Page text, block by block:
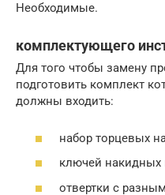
Необходимые.
комплектующего
Для того чтобы замену
подготовить комплект
должны входить:
набор торцевых
ключей накидных
отвертки с